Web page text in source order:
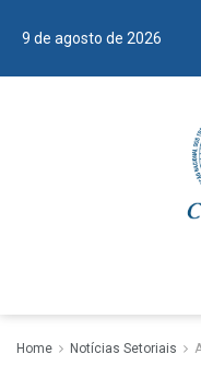
9 de agosto de 2026
Home Notícias Setoriais